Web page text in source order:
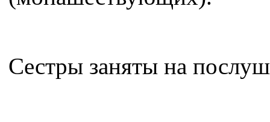
Сестры заняты на